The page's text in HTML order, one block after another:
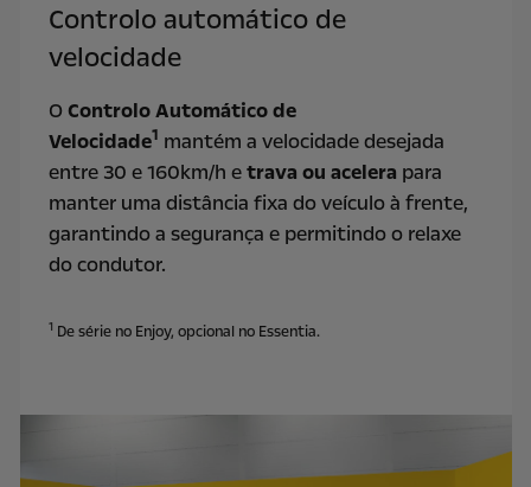
Controlo automático de
velocidade
O Controlo Automático de
Velocidade1 mantém a velocidade desejada
entre 30 e 160km/h etrava ou acelera para
manter uma distância fixa do veículo à frente,
garantindo a segurança e permitindo o relaxe
do condutor.
1 De série no Enjoy, opcional no Essentia.